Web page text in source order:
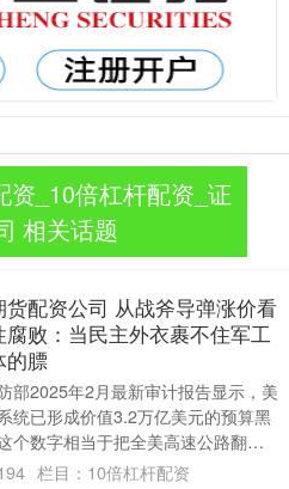
_10倍杠杆配资_证
相关话题
货配资公司 从战斧导弹涨价看
腐败：当民主外衣裹不住军工
的膘
部2025年2月最新审计报告显示，美
统已形成价值3.2万亿美元的预算黑
数字相当于把全美高速公路翻新
算，或者购买6000架歼-2....
栏目： 10倍杠杆配资